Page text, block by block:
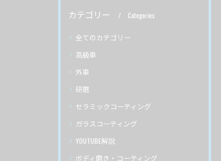
カテゴリー Categories
全てのカテゴリー
高級車
外車
研磨
セラミックコーティング
ガラスコーティング
YOUTUBE解説
ボディ磨き・コーティング